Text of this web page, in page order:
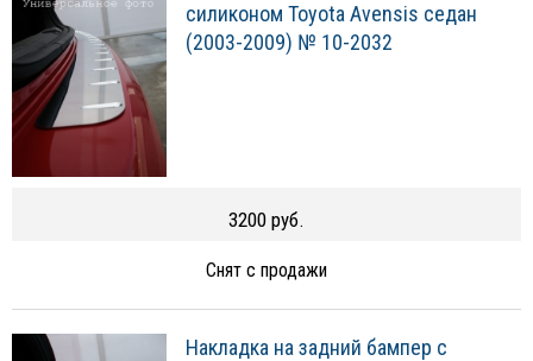
силиконом Toyota Avensis седан
(2003-2009) № 10-2032
3200 руб.
Снят с продажи
Накладка на задний бампер с